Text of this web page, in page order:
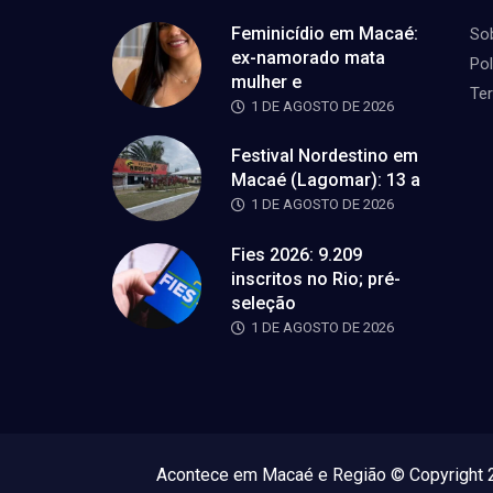
Feminicídio em Macaé:
ex-namorado mata
mulher e
1 DE AGOSTO DE 2026
Festival Nordestino em
Macaé (Lagomar): 13 a
1 DE AGOSTO DE 2026
Fies 2026: 9.209
inscritos no Rio; pré-
seleção
1 DE AGOSTO DE 2026
Acontece em Macaé e Região ©